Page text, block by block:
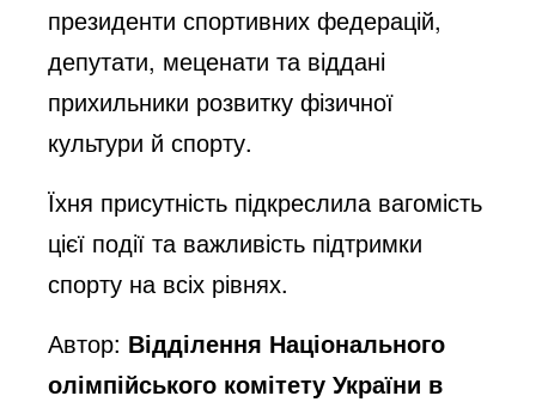
президенти спортивних федерацій,
депутати, меценати та віддані
прихильники розвитку фізичної
культури й спорту.
Їхня присутність підкреслила вагомість
цієї події та важливість підтримки
спорту на всіх рівнях.
Автор: Відділення Національного
олімпійського комітету України в